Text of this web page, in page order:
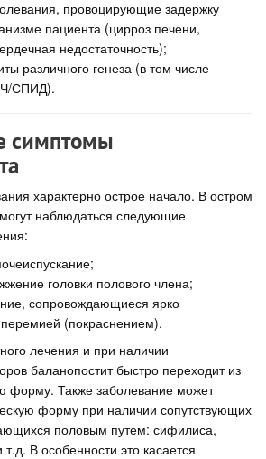
провоцирующие задержку
пациента (цирроз печени,
недостаточность);
различного генеза (в том числе
СПИД).
симптомы
характерно острое начало. В остром
наблюдаться следующие
головки полового члена;
сопровождающиеся ярко
(покраснением).
лечения и при наличии
баланопостит быстро переходит из
форму. Также заболевание может
форму при наличии сопутствующих
половым путем: сифилиса,
В особенности это касается